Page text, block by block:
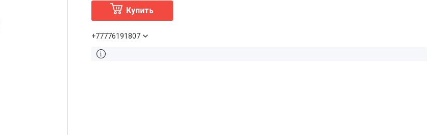
Купить
+77776191807